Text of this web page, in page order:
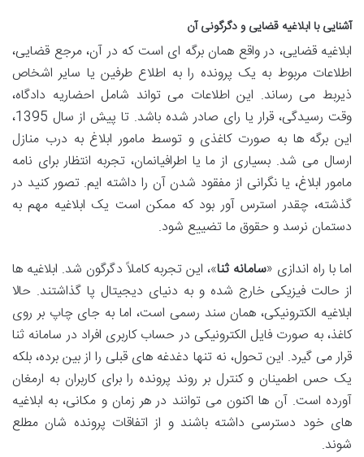
آشنایی با ابلاغیه قضایی و دگرگونی آن
ابلاغیه قضایی، در واقع همان برگه ای است که در آن، مرجع قضایی،
اطلاعات مربوط به یک پرونده را به اطلاع طرفین یا سایر اشخاص
ذیربط می رساند. این اطلاعات می تواند شامل احضاریه دادگاه،
وقت رسیدگی، قرار یا رای صادر شده باشد. تا پیش از سال 1395،
این برگه ها به صورت کاغذی و توسط مامور ابلاغ به درب منازل
ارسال می شد. بسیاری از ما یا اطرافیانمان، تجربه انتظار برای نامه
مامور ابلاغ، یا نگرانی از مفقود شدن آن را داشته ایم. تصور کنید در
گذشته، چقدر استرس آور بود که ممکن است یک ابلاغیه مهم به
دستمان نرسد و حقوق ما تضییع شود.
اما با راه اندازی «سامانه ثنا»، این تجربه کاملاً دگرگون شد. ابلاغیه ها
از حالت فیزیکی خارج شده و به دنیای دیجیتال پا گذاشتند. حالا
ابلاغیه الکترونیکی، همان سند رسمی است، اما به جای چاپ بر روی
کاغذ، به صورت فایل الکترونیکی در حساب کاربری افراد در سامانه ثنا
قرار می گیرد. این تحول، نه تنها دغدغه های قبلی را از بین برده، بلکه
یک حس اطمینان و کنترل بر روند پرونده را برای کاربران به ارمغان
آورده است. آن ها اکنون می توانند در هر زمان و مکانی، به ابلاغیه
های خود دسترسی داشته باشند و از اتفاقات پرونده شان مطلع
شوند.